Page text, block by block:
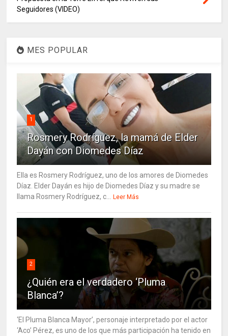
Seguidores (VIDEO)
MES POPULAR
1
Rosmery Rodríguez, la mamá de Elder
Dayán con Diomedes Díaz
Ella es Rosmery Rodríguez, uno de los amores de Diomedes
Díaz. Elder Dayán es hijo de Diomedes Díaz y su madre se
llama Rosmery Rodríguez, c...
Leer Más
2
¿Quién era el verdadero ‘Pluma
Blanca’?
‘El Pluma Blanca Mayor’, personaje interpretado por el actor
‘Aco’ Pérez, es uno de los que más participación ha tenido en